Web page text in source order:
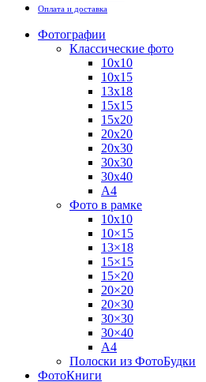
Оплата и доставка
Фотографии
Классические фото
10х10
10х15
13х18
15х15
15х20
20х20
20х30
30х30
30х40
А4
Фото в рамке
10х10
10×15
13×18
15×15
15×20
20×20
20×30
30×30
30×40
A4
Полоски из ФотоБудки
ФотоКниги